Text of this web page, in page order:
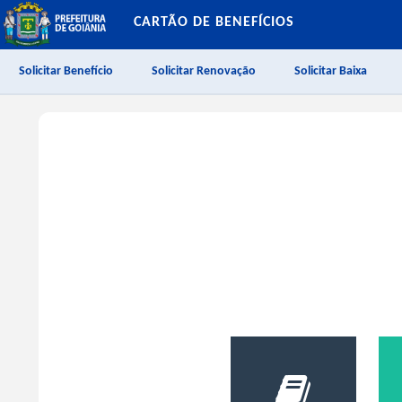
CARTÃO DE BENEFÍCIOS
Solicitar Benefício Solicitar Renovação Solicitar Baixa